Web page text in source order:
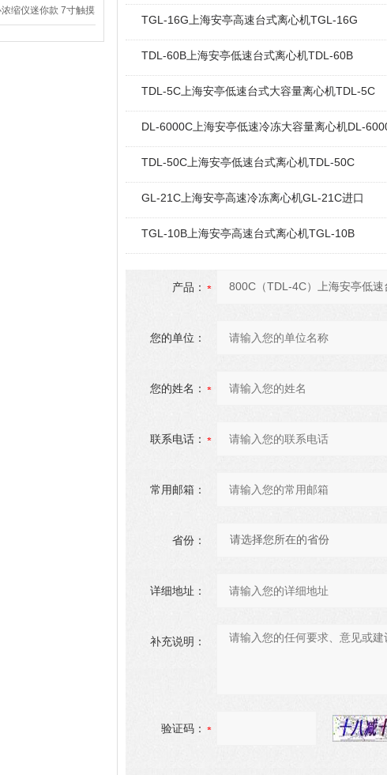
缩仪迷你款 7寸触摸
TGL-16G上海安亭高速台式离心机TGL-16G
TDL-60B上海安亭低速台式离心机TDL-60B
TDL-5C上海安亭低速台式大容量离心机TDL-5C
DL-6000C上海安亭低速冷冻大容量离心机DL-
TDL-50C上海安亭低速台式离心机TDL-50C
GL-21C上海安亭高速冷冻离心机GL-21C进口
TGL-10B上海安亭高速台式离心机TGL-10B
产品：
您的单位：
您的姓名：
联系电话：
常用邮箱：
省份：
详细地址：
补充说明：
验证码：